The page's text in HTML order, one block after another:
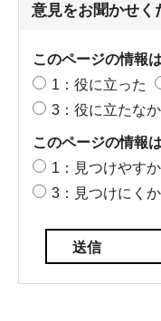
意見をお聞かせく
このページの情報
1：役に立った
3：役に立たな
このページの情報
1：見つけやす
3：見つけにく